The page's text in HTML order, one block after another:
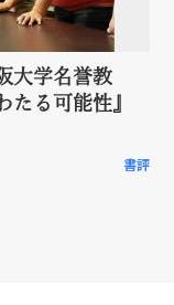
大学名誉教
たる可能性』
書評